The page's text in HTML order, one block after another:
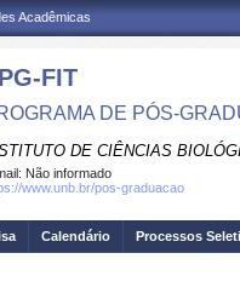
Acadêmicas
FIT
DE PÓS-
DE CIÊNCIAS
Não informado
www.unb.br/pos-graduacao
Calendário Processos